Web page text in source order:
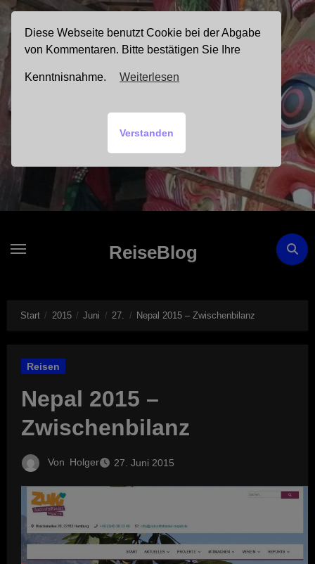
Zum
Inhalt
springen
ReiseBlog
Start 2015 Juni 27. Nepal 2015 – Zwischenbilanz
Reisen
Nepal 2015 –
Zwischenbilanz
Von Holger 27. Juni 2015
Diese Webseite benutzt Cookie bei der Abgabe
von Kommentaren. Bitte bestätigen Sie Ihre
Kenntnisnahme. Weiterlesen
Verstanden